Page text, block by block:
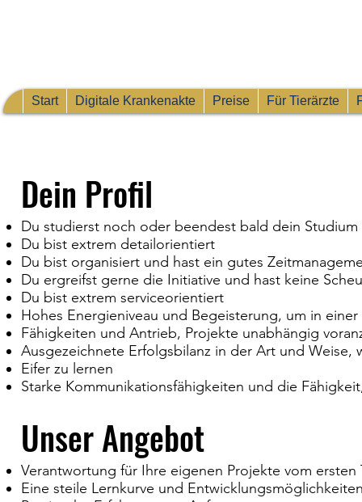
Start Digitale Krankenakte Preise Für Tierärzte
Dein Profil
Du studierst noch oder beendest bald dein
Du bist extrem detailorientiert
Du bist organisiert und hast ein gutes
Du ergreifst gerne die Initiative und hast keine
Du bist extrem serviceorientiert
Hohes Energieniveau und Begeisterung, um in
Fähigkeiten und Antrieb, Projekte unabhängig
Ausgezeichnete Erfolgsbilanz in der Art und
Eifer zu lernen
Starke Kommunikationsfähigkeiten und die
Unser Angebot
Verantwortung für Ihre eigenen Projekte vom ersten
Eine steile Lernkurve und